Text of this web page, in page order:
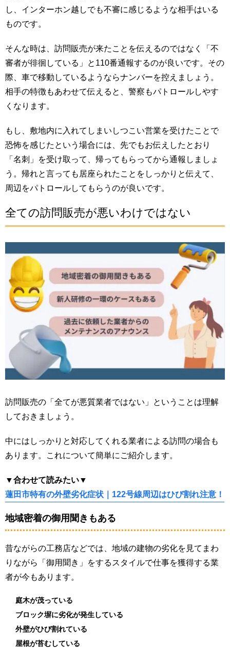
し、インターホン越しでも不審に感じるような相手はいる
ものです。
そんな時は、訪問販売が来たことを伝えるのではなく「不
審者が徘徊している」と110番通報するのが良いです。その
際、車で移動しているようならナンバーを控えましょう。
相手の特徴もあわせて伝えると、警察もパトロールしやす
くなります。
もし、敷地内に入れてしまいしつこい営業を受けたことで
恐怖を感じたという場合には、先でもお伝えしたとおり
「名刺」を受け取って、帰ってもらってから通報しましょ
う。帰れと言っても居座られたことをしっかりと伝えて、
周辺をパトロールしてもらうのが良いです。
全ての訪問販売が悪いわけではない
訪問販売の「全てが悪質業者ではない」ということは理解
しておきましょう。
中にはしっかりと対応してくれる業者による訪問の場合も
あります。これについて簡単にご紹介します。
▼合わせて読みたい▼
蓮田市特有の外壁劣化症状｜122号線周辺はひび割れ注意！
地域密着の御用聞きもある
昔ながらの工務店などでは、地域の建物の劣化を見てまわ
りながら「御用聞き」をするスタイルで仕事を獲得する業
者が今もあります。
庭木が茂っている
ブロック塀に劣化が発生している
外壁がひび割れている
屋根が苔むしている